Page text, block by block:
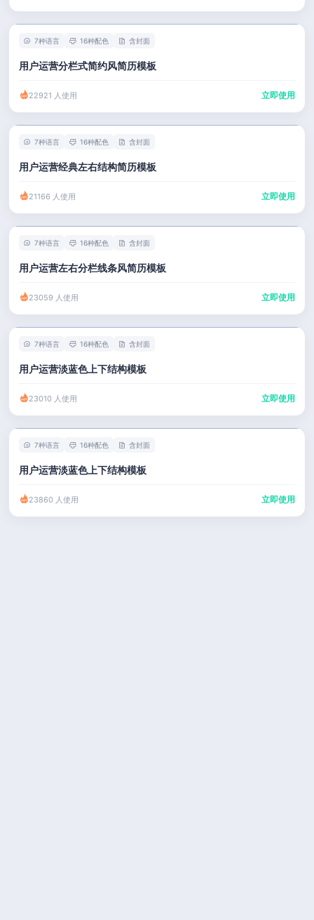
7种语言 16种配色 含封面
用户运营分栏式简约风简历模板
22921 人使用 立即使用
7种语言 16种配色 含封面
用户运营经典左右结构简历模板
21166 人使用 立即使用
7种语言 16种配色 含封面
用户运营左右分栏线条风简历模板
23059 人使用 立即使用
7种语言 16种配色 含封面
用户运营淡蓝色上下结构模板
23010 人使用 立即使用
7种语言 16种配色 含封面
用户运营淡蓝色上下结构模板
23860 人使用 立即使用